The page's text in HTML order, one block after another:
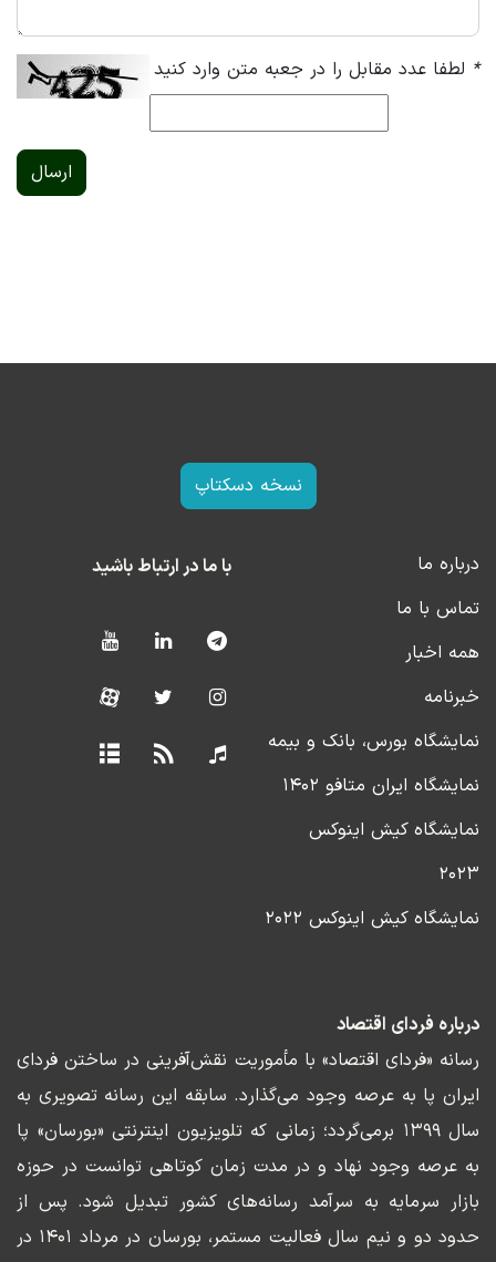
* لطفا عدد مقابل را در جعبه متن وارد کنید
ارسال
نسخه دسکتاپ
درباره ما
تماس با ما
همه اخبار
خبرنامه
نمایشگاه بورس، بانک و بیمه
نمایشگاه ایران متافو ۱۴۰۲
نمایشگاه کیش اینوکس
۲۰۲۳
نمایشگاه کیش اینوکس ۲۰۲۲
با ما در ارتباط باشید
درباره فردای اقتصاد
رسانه «فردای اقتصاد» با مأموریت نقش‌آفرینی در ساختن فردای
ایران پا به عرصه وجود می‌گذارد. سابقه این رسانه تصویری به
سال ۱۳۹۹ برمی‌گردد؛ زمانی که تلویزیون اینترنتی «بورسان» پا
به عرصه وجود نهاد و در مدت زمان کوتاهی توانست در حوزه
بازار سرمایه به سرآمد رسانه‌های کشور تبدیل شود. پس از
حدود دو و نیم سال فعالیت مستمر، بورسان در مرداد ۱۴۰۱ در